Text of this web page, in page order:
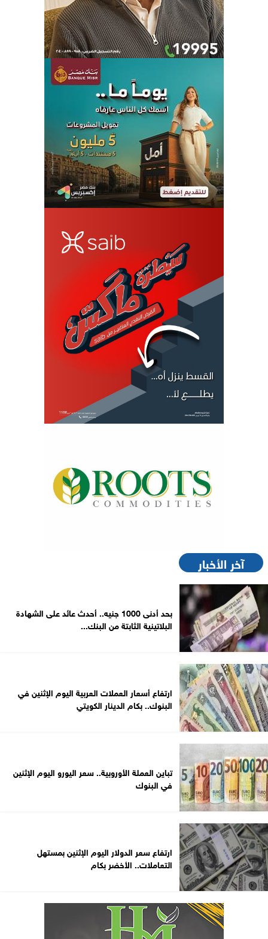
آخر الأخبار
بحد أدنى 1000 جنيه.. أحدث عائد على الشهادة
البلاتينية الثابتة من البنك...
ارتفاع أسعار العملات العربية اليوم الإثنين في
البنوك.. بكام الدينار الكويتي
تباين العملة الأوروبية.. سعر اليورو اليوم الإثنين
في البنوك
ارتفاع سعر الدولار اليوم الإثنين بمستهل
التعاملات.. الأخضر بكام